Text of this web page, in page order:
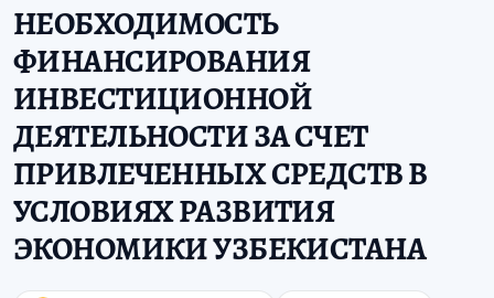
НЕОБХОДИМОСТЬ
ФИНАНСИРОВАНИЯ
ИНВЕСТИЦИОННОЙ
ДЕЯТЕЛЬНОСТИ ЗА СЧЕТ
ПРИВЛЕЧЕННЫХ СРЕДСТВ В
УСЛОВИЯХ РАЗВИТИЯ
ЭКОНОМИКИ УЗБЕКИСТАНА